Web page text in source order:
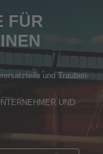
FÜR
und Trauben-
UND